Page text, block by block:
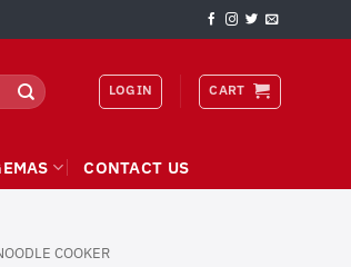
LOGIN CART
CONTACT US
COOKER